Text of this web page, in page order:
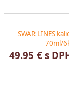
SWAR LINES
70ml/
49.95 € s